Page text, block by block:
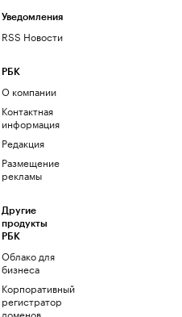
Уведомления
RSS Новости
РБК
О компании
Контактная
информация
Редакция
Размещение
рекламы
Другие
продукты
РБК
Облако для
бизнеса
Корпоративный
регистратор
доменов